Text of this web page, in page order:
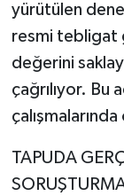
yürütülen
resmi tebligat
değerini
çağrılıyor. Bu
TAPUDA
Sağlık